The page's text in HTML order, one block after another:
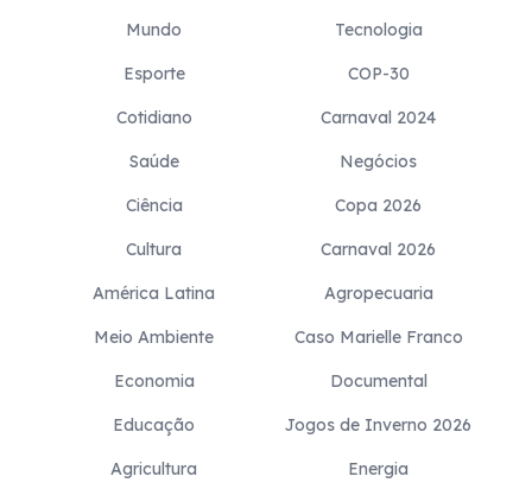
Mundo
Esporte
Cotidiano
Saúde
Ciência
Cultura
América Latina
Meio Ambiente
Economia
Educação
Agricultura
Tecnologia
COP-30
Carnaval 2024
Negócios
Copa 2026
Carnaval 2026
Agropecuaria
Caso Marielle Franco
Documental
Jogos de Inverno 2026
Energia